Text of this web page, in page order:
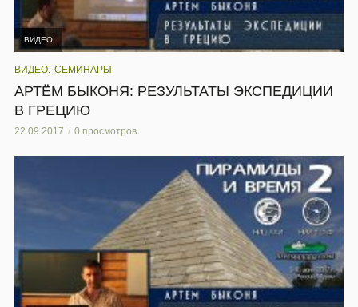
ВИДЕО
ВИДЕО СЕМИНАРЫ
АРТЁМ БЫКОНЯ: РЕЗУЛЬТАТЫ ЭКСПЕДИЦИИ
В ГРЕЦИЮ
22.09.2017 0 просмотров